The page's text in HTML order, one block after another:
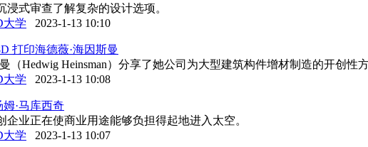
浸式审查了解复杂的设计选项。
大学 2023-1-13 10:10
打印海德薇·海因斯曼
（Hedwig Heinsman）分享了她公司为大型建筑构件增材制造的开创性
大学 2023-1-13 10:08
·马库西奇
企业正在使商业用途能够负担得起地进入太空。
大学 2023-1-13 10:07